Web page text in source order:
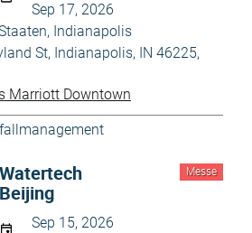
Sep 17, 2026
Indianapolis
St, Indianapolis, IN 46225,
Marriott Downtown
Messe
Watertech
Beijing
Sep 15, 2026